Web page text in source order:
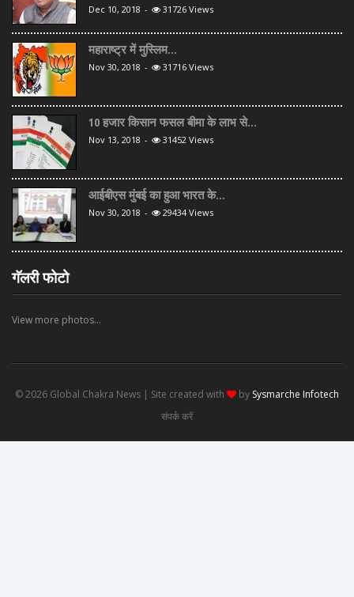
Dec 10, 2018 - 31726 Views
महाराष्ट्र में मुस्लिम...
Nov 30, 2018 - 31716 Views
10 हजार किसान फसल बीमा के लाभ से...
Nov 13, 2018 - 31452 Views
आईबीएस मुंबई का हुआ भारत के...
Nov 30, 2018 - 29434 Views
गॅलरी फोटो
View more photos...
© 2026 Global Chakra News | Site created with by Sysmarche Infotech
संपर्क करें